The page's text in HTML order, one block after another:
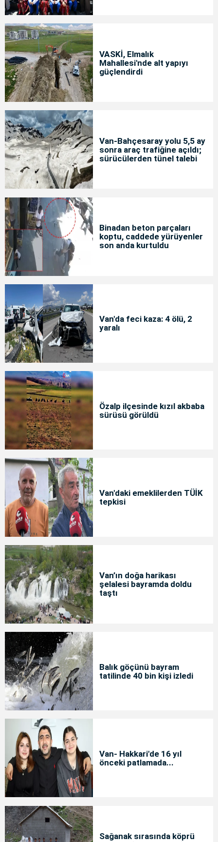
VASKİ, Elmalık
Mahallesi'nde alt yapıyı
güçlendirdi
Van-Bahçesaray yolu 5,5 ay
sonra araç trafiğine açıldı;
sürücülerden tünel talebi
Binadan beton parçaları
koptu, caddede yürüyenler
son anda kurtuldu
Van'da feci kaza: 4 ölü, 2
yaralı
Özalp ilçesinde kızıl akbaba
sürüsü görüldü
Van'daki emeklilerden TÜİK
tepkisi
Van’ın doğa harikası
şelalesi bayramda doldu
taştı
Balık göçünü bayram
tatilinde 40 bin kişi izledi
Van- Hakkari'de 16 yıl
önceki patlamada...
Sağanak sırasında köprü